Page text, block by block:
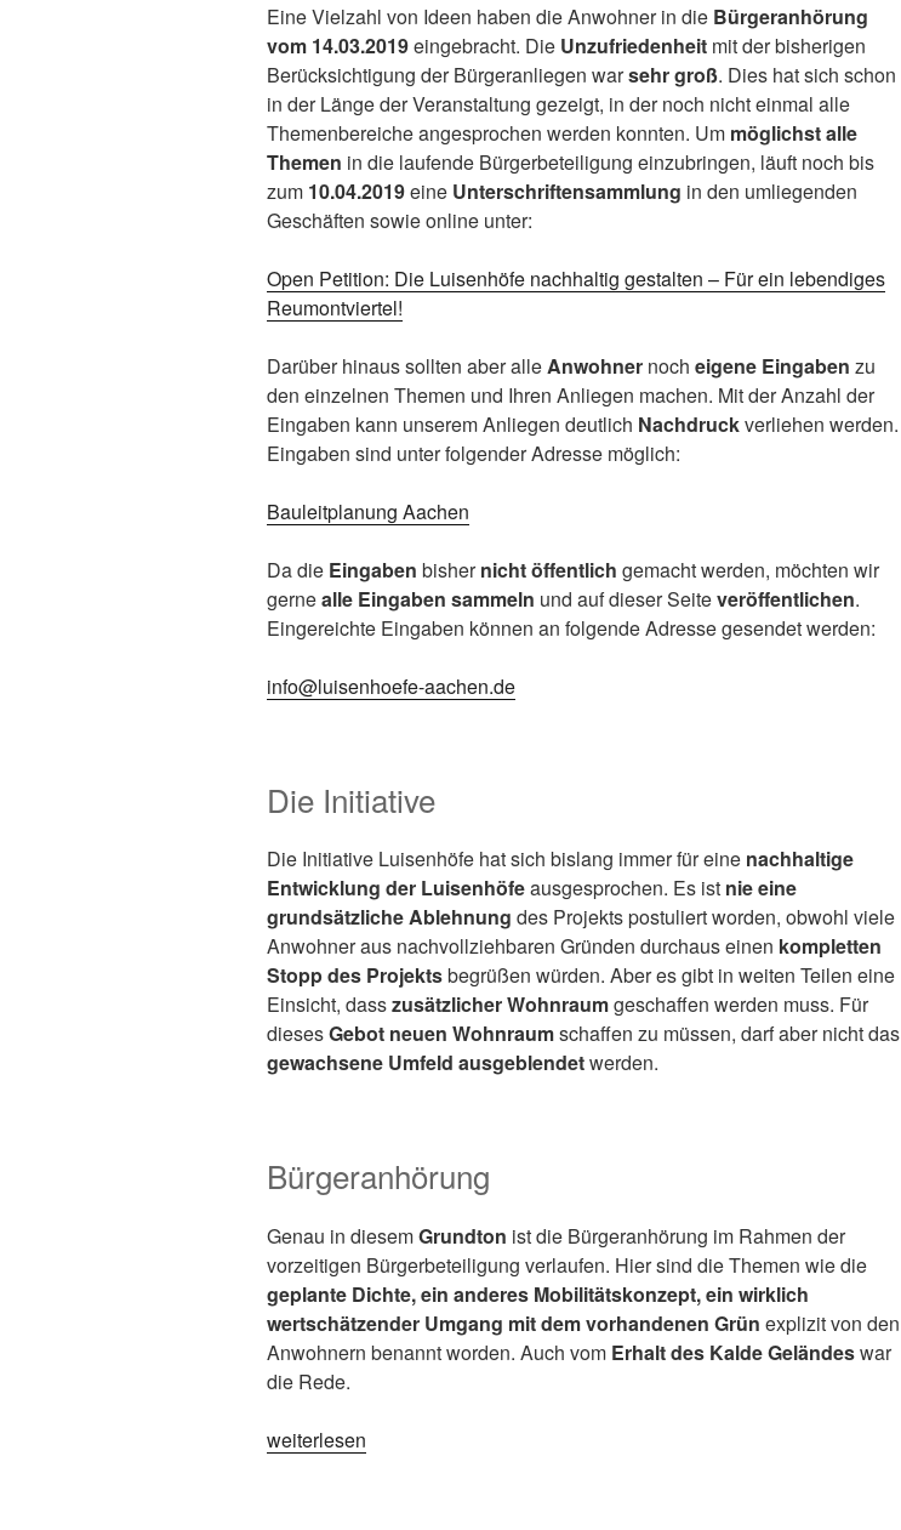
Eine Vielzahl von Ideen haben die Anwohner in die Bürgeranhörung
vom 14.03.2019eingebracht. Die Unzufriedenheit mit der bisherigen
Berücksichtigung der Bürgeranliegen warsehr groß. Dies hat sich schon
in der Länge der Veranstaltung gezeigt, in der noch nicht einmal alle
Themenbereiche angesprochen werden konnten. Um möglichst alle
Themen in die laufende Bürgerbeteiligung einzubringen, läuft noch bis
zum 10.04.2019eine Unterschriftensammlung in den umliegenden
Geschäften sowie online unter:
Open Petition: Die Luisenhöfe nachhaltig gestalten – Für ein lebendiges
Reumontviertel!
Darüber hinaus sollten aber alleAnwohner noch eigene Eingaben zu
den einzelnen Themen und Ihren Anliegen machen. Mit der Anzahl der
Eingaben kann unserem Anliegen deutlich Nachdruckverliehen werden.
Eingaben sind unter folgender Adresse möglich:
Bauleitplanung Aachen
Da die Eingaben bishernicht öffentlich gemacht werden, möchten wir
gernealle Eingaben sammeln und auf dieser Seiteveröffentlichen.
Eingereichte Eingaben können an folgende Adresse gesendet werden:
info@luisenhoefe-aachen.de
Die Initiative
Die Initiative Luisenhöfe hat sich bislang immer für eine nachhaltige
Entwicklung der Luisenhöfeausgesprochen. Es ist nie eine
grundsätzliche Ablehnung des Projekts postuliert worden, obwohl viele
Anwohner aus nachvollziehbaren Gründen durchaus einen kompletten
Stopp des Projektsbegrüßen würden. Aber es gibt in weiten Teilen eine
Einsicht, dasszusätzlicher Wohnraumgeschaffen werden muss. Für
diesesGebot neuen Wohnraumschaffen zu müssen, darf aber nicht das
gewachsene Umfeld ausgeblendetwerden.
Bürgeranhörung
Genau in diesemGrundton ist die Bürgeranhörung im Rahmen der
vorzeitigen Bürgerbeteiligung verlaufen. Hier sind die Themen wie die
geplante Dichte, ein anderes Mobilitätskonzept, ein wirklich
wertschätzender Umgang mit dem vorhandenen Grün explizit von den
Anwohnern benannt worden. Auch vom Erhalt des Kalde Geländeswar
die Rede.
weiterlesen